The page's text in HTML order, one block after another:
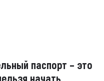
паспорт – это
начать